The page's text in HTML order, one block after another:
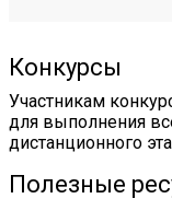
Конкурсы
Участникам
для выполнения
дистанционного
Полезные